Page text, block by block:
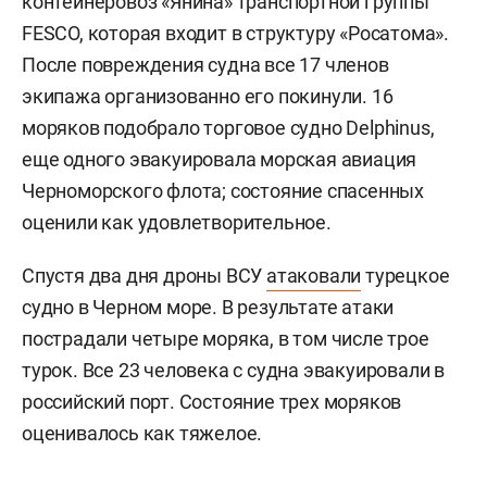
FESCO, которая входит в структуру «Росатома».
После повреждения судна все 17 членов
экипажа организованно его покинули. 16
моряков подобрало торговое судно Delphinus,
еще одного эвакуировала морская авиация
Черноморского флота; состояние спасенных
оценили как удовлетворительное.
Спустя два дня дроны ВСУ атаковали турецкое
судно в Черном море. В результате атаки
пострадали четыре моряка, в том числе трое
турок. Все 23 человека с судна эвакуировали в
российский порт. Состояние трех моряков
оценивалось как тяжелое.